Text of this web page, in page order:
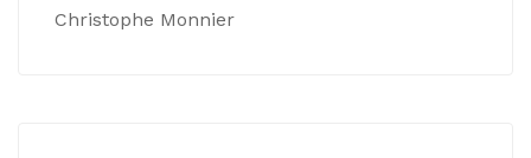
Christophe Monnier